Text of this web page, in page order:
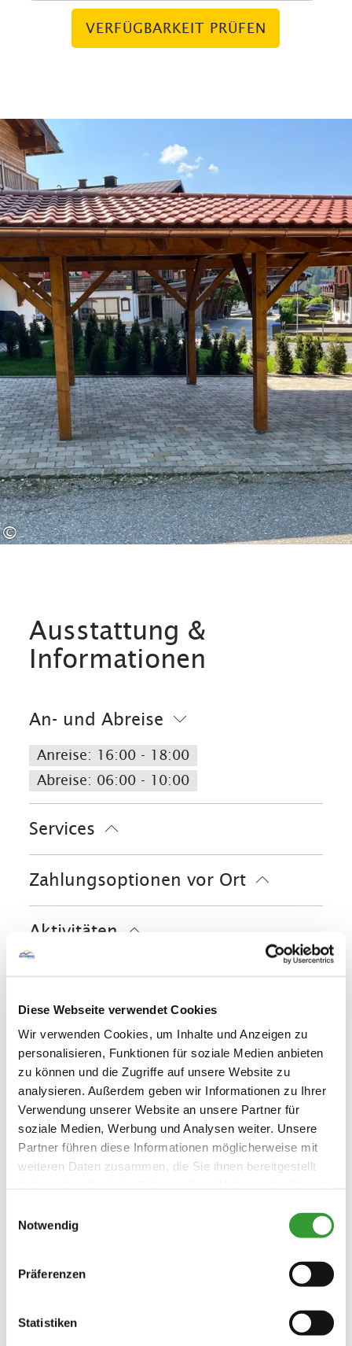
Diese Webseite verwendet Cookies
Wir verwenden Cookies, um Inhalte und Anzeigen zu
personalisieren, Funktionen für soziale Medien anbieten
zu können und die Zugriffe auf unsere Website zu
analysieren. Außerdem geben wir Informationen zu Ihrer
Verwendung unserer Website an unsere Partner für
soziale Medien, Werbung und Analysen weiter. Unsere
Partner führen diese Informationen möglicherweise mit
weiteren Daten zusammen, die Sie ihnen bereitgestellt
Notwendig
Präferenzen
Statistiken
Bügeleisen sind vorhanden.
Terrasse mit Gartenlounge und Garten,
VERFÜGBARKEIT PRÜFEN
©
Ausstattung &
Informationen
An- und Abreise
Anreise: 16:00 - 18:00
Abreise: 06:00 - 10:00
Services
Feuerlöscher in der Unterkunft
Zahlungsoptionen vor Ort
Aktivitäten
Touren zu Fuß
Wandern
Ausstattung
kostenloses W-LAN (in der gesamten
Unterkunft)
Nachhaltigkeit
100% Ökostrom
Richtlinien
Kinder willkommen
Nichtraucherunterkunft (Alle
öffentlichen und privaten Bereiche sind
Nichtraucherzonen)
Skifahren
Skibus ab Hotel
Sprachen
Deutsch
Konditionen/Extras